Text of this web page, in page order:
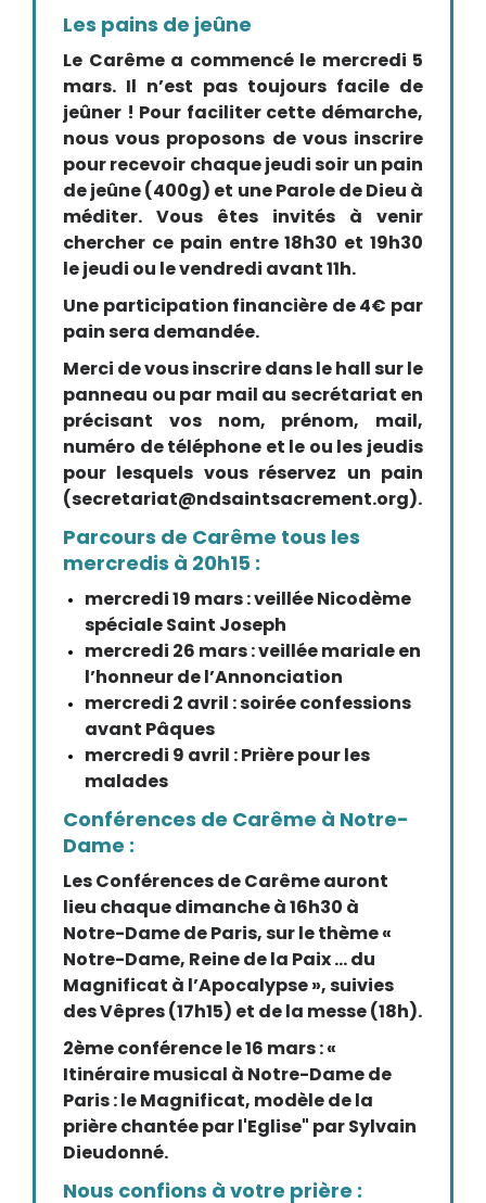
Les pains de jeûne
Le Carême a commencé le mercredi 5
mars. Il n’est pas toujours facile de
jeûner ! Pour faciliter cette démarche,
nous vous proposons de vous inscrire
pour recevoir chaque jeudi soir un pain
de jeûne (400g) et une Parole de Dieu à
méditer. Vous êtes invités à venir
chercher ce pain entre 18h30 et 19h30
le jeudi ou le vendredi avant 11h.
Une participation financière de 4€ par
pain sera demandée.
Merci de vous inscrire dans le hall sur le
panneau ou par mail au secrétariat en
précisant vos nom, prénom, mail,
numéro de téléphone et le ou les jeudis
pour lesquels vous réservez un pain
(secretariat@ndsaintsacrement.org).
Parcours de Carême tous les
mercredis à 20h15 :
mercredi 19 mars : veillée Nicodème
spéciale Saint Joseph
mercredi 26 mars : veillée mariale en
l’honneur de l’Annonciation
mercredi 2 avril : soirée confessions
avant Pâques
mercredi 9 avril : Prière pour les
malades
Conférences de Carême à Notre-
Dame :
Les Conférences de Carême auront
lieu chaque dimanche à 16h30 à
Notre-Dame de Paris, sur le thème «
Notre-Dame, Reine de la Paix … du
Magnificat à l’Apocalypse », suivies
des Vêpres (17h15) et de la messe (18h).
2ème conférence le 16 mars : «
Itinéraire musical à Notre-Dame de
Paris : le Magnificat, modèle de la
prière chantée par l'Eglise" par Sylvain
Dieudonné.
Nous confions à votre prière :